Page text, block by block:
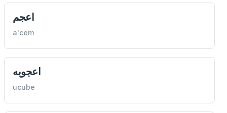
اعجم
a'cem
اعجوبه
ucube